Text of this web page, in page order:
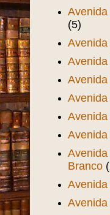
(5)
Branco